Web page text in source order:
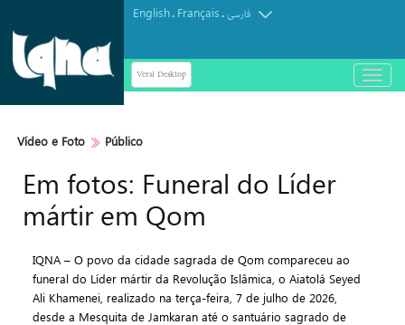
English. Français.فارسی
Versi Desktop
باز
و
Vídeo e Foto Público
Em fotos: Funeral do Líder
mártir em Qom
IQNA – O povo da cidade sagrada de Qom compareceu ao
funeral do Líder mártir da Revolução Islâmica, o Aiatolá Seyed
Ali Khamenei, realizado na terça-feira, 7 de julho de 2026,
desde a Mesquita de Jamkaran até o santuário sagrado de